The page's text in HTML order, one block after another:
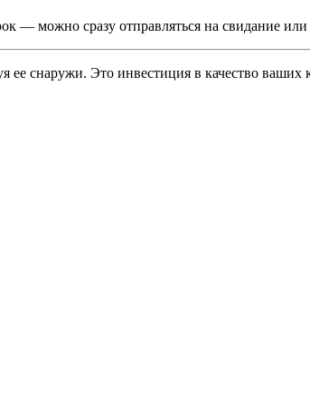
— можно сразу отправляться на свидание или
снаружи. Это инвестиция в качество ваших